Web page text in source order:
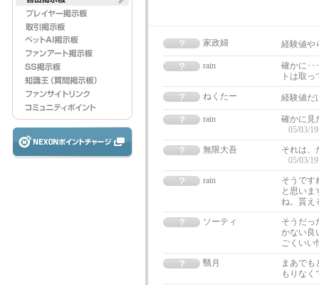
家政婦 経験値や
rain
確かに･･
トは取
ねくたー
経験値だ
rain
確かに見
05/03/
無限大吾
それは、
05/03/
rain
そうです
と思いま
ね。貰え
ソーティ
そうだっ
かない良
ごくいい
翳月
まあでも
もりな